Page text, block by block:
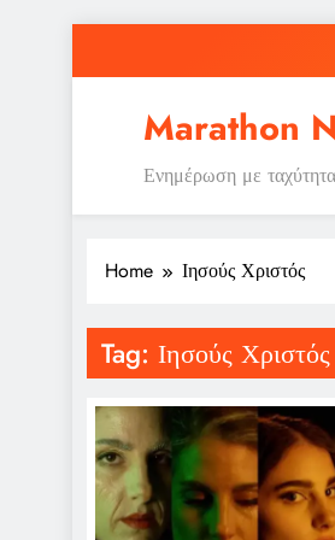
Marathon
Ενημέρωση με ταχύτητα
Home Ιησούς Χριστός
Tag: Ιησούς Χριστός